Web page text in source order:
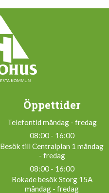
Öppettider
Telefontid måndag - fredag
08:00 - 16:00
Besök till Centralplan 1 måndag
- fredag
08:00 - 16:00
Bokade besök Storg 15A
måndag - fredag